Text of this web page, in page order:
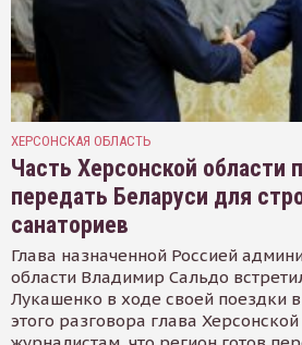
ХЕРСОНСКАЯ ОБЛАСТЬ
Часть Херсонской области
передать Беларуси для
санаториев
Глава назначенной Россией
области Владимир Сальдо
Лукашенко в ходе своей поездки
этого разговора глава